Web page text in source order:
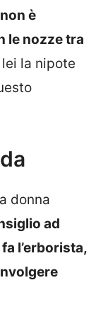
è
le nozze tra
la nipote
donna
ad
l’erborista,